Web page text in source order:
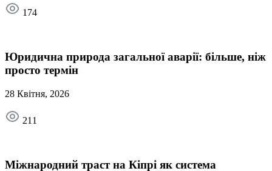
174
Юридична природа загальної аварії: більше, ніж
просто термін
28 Квітня, 2026
211
Міжнародний траст на Кіпрі як система